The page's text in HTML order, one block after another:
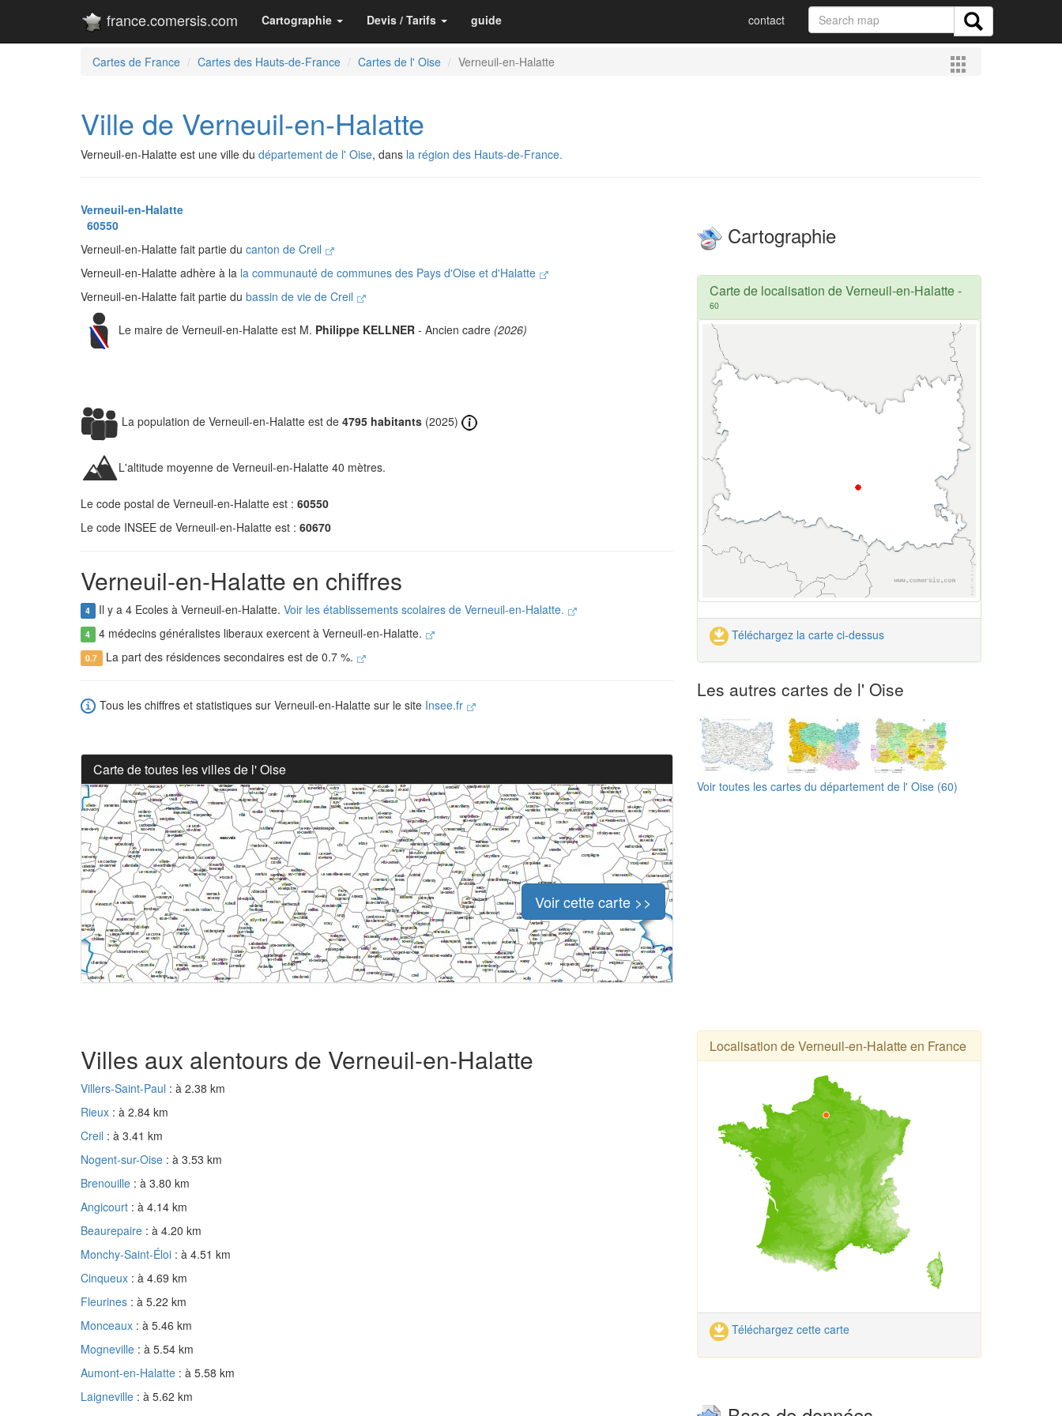
france.comersis.com Cartographie Devis / Tarifs guide contact
Cartes de France Cartes des Hauts-de-France Cartes de l' Oise Verneuil-en-Halatte
Ville de Verneuil-en-Halatte
Verneuil-en-Halatte est une ville du département de l' Oise, dans la région des Hauts-de-France.
Verneuil-en-Halatte
60550
Verneuil-en-Halatte fait partie du canton de Creil
Verneuil-en-Halatte adhère à la la communauté de communes des Pays d'Oise et d'Halatte
Verneuil-en-Halatte fait partie du bassin de vie de Creil
Le maire de Verneuil-en-Halatte est M. Philippe KELLNER - Ancien cadre (2026)
La population de Verneuil-en-Halatte est de 4795 habitants (2025)
L'altitude moyenne de Verneuil-en-Halatte 40 mètres.
Le code postal de Verneuil-en-Halatte est : 60550
Le code INSEE de Verneuil-en-Halatte est : 60670
Verneuil-en-Halatte en chiffres
4 Il y a 4 Ecoles à Verneuil-en-Halatte. Voir les établissements scolaires de Verneuil-en-Halatte.
4 4 médecins généralistes liberaux exercent à Verneuil-en-Halatte.
0.7 La part des résidences secondaires est de 0.7 %.
Tous les chiffres et statistiques sur Verneuil-en-Halatte sur le site Insee.fr
Carte de toutes les villes de l' Oise
Voir cette carte >>
Cartographie
Carte de localisation de Verneuil-en-Halatte-
60
Téléchargez la carte ci-dessus
Les autres cartes de l' Oise
Voir toutes les cartes du département de l' Oise (60)
Villes aux alentours de Verneuil-en-Halatte
Villers-Saint-Paul : à 2.38 km
Rieux : à 2.84 km
Creil : à 3.41 km
Nogent-sur-Oise : à 3.53 km
Brenouille : à 3.80 km
Angicourt : à 4.14 km
Beaurepaire : à 4.20 km
Monchy-Saint-Éloi : à 4.51 km
Cinqueux : à 4.69 km
Fleurines : à 5.22 km
Monceaux : à 5.46 km
Mogneville : à 5.54 km
Aumont-en-Halatte : à 5.58 km
Laigneville : à 5.62 km
Localisation de Verneuil-en-Halatte en France
Téléchargez cette carte